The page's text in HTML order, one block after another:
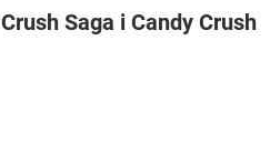
Saga i Candy Crush